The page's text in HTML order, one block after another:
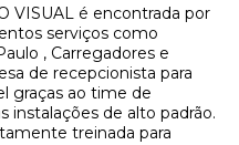
VISUAL é encontrada por
serviços como
, Carregadores e
de recepcionista para
graças ao time de
instalações de alto padrão.
treinada para